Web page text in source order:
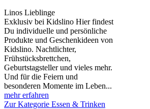
Linos Lieblinge
Exklusiv bei Kidslino Hier findest
Du individuelle und persönliche
Produkte und Geschenkideen von
Kidslino. Nachtlichter,
Frühstücksbrettchen,
Geburtstagsteller und vieles mehr.
Und für die Feiern und
besonderen Momente im Leben...
mehr erfahren
Zur Kategorie Essen & Trinken